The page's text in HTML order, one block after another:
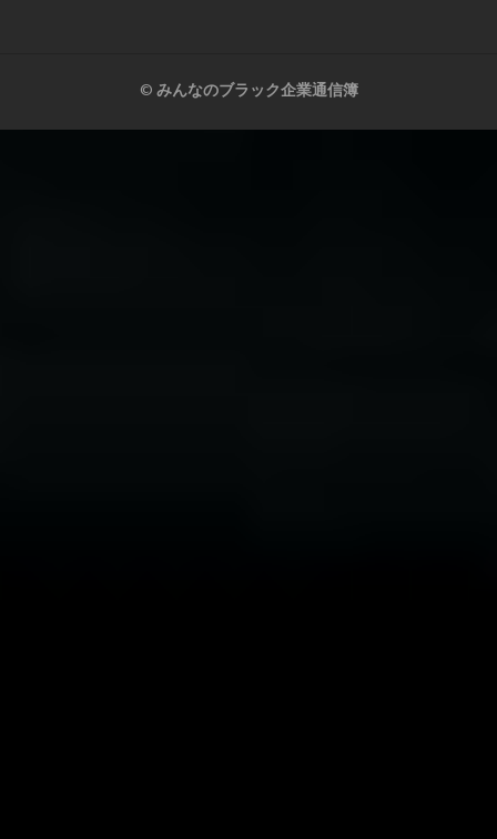
© みんなのブラック企業通信簿